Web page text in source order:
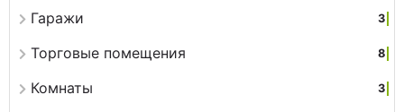
Гаражи 3
Торговые помещения 8
Комнаты 3